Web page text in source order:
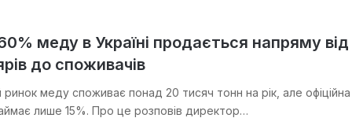
меду в Україні продається напряму від
до споживачів
ринок меду споживає понад 20 тисяч тонн на рік, але офіційна
лише 15%. Про це розповів директор…